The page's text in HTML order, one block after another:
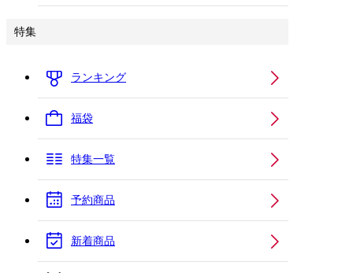
特集
ランキング
福袋
特集一覧
予約商品
新着商品